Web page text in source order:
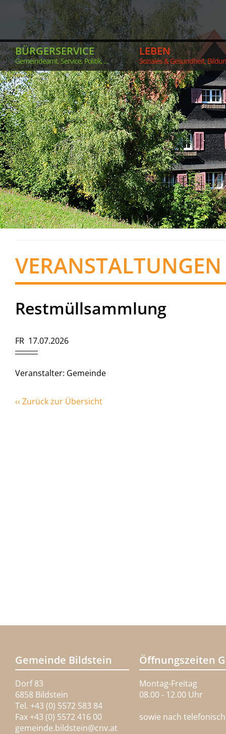
BÜRGERSERVICE
Gemeindeamt, Service, Politik, ...
LEBEN
Soziales & Gesundheit,
VERANSTALTUNGEN
Restmüllsammlung
FR 17.07.2026
Veranstalter: Gemeinde
‹‹ Zurück zur Übersicht
Gemeinde Bildstein
Dorf 83
6858 Bildstein
Tel. +43 (0) 5572 583 84
Fax +43 (0) 5572 416 00
gemeinde.bildstein@cnv.at
Öffnungszeiten
Montag-Freitag
08.00 - 12.00 Uhr
sowie nach